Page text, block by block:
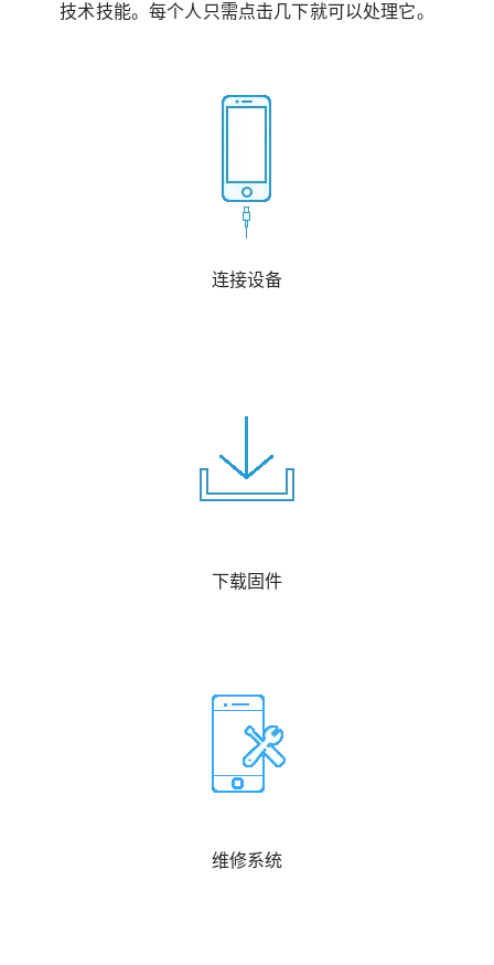
技术技能。每个人只需点击几下就可以处理它。
连接设备
下载固件
维修系统